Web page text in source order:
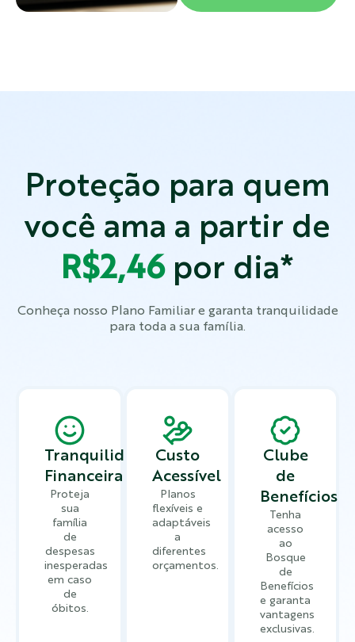
Proteção para quem
você ama a partir de
R$2,46por dia*
Conheça nosso Plano Familiar e garanta tranquilidade
para toda a sua família.
Tranquilidade
Financeira
Proteja
sua
família
de
despesas
inesperadas
em caso
de
óbitos.
Custo
Acessível
Planos
flexíveis e
adaptáveis
a
diferentes
orçamentos.
Clube
de
Benefícios
Tenha
acesso
ao
Bosque
de
Benefícios
e garanta
vantagens
exclusivas.